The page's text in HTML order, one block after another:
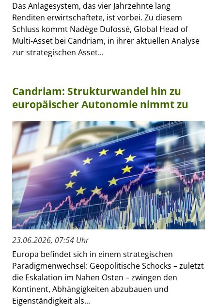
Das Anlagesystem, das vier Jahrzehnte lang
Renditen erwirtschaftete, ist vorbei. Zu diesem
Schluss kommt Nadège Dufossé, Global Head of
Multi-Asset bei Candriam, in ihrer aktuellen Analyse
zur strategischen Asset...
Candriam: Strukturwandel hin zu
europäischer Autonomie nimmt zu
23.06.2026, 07:54 Uhr
Europa befindet sich in einem strategischen
Paradigmenwechsel: Geopolitische Schocks – zuletzt
die Eskalation im Nahen Osten – zwingen den
Kontinent, Abhängigkeiten abzubauen und
Eigenständigkeit als...